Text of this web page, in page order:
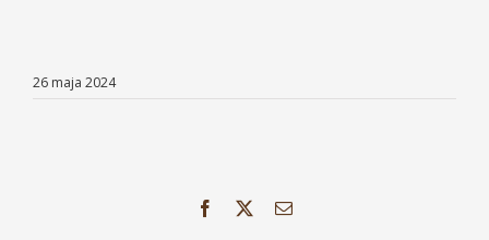
26 maja 2024
Facebook Email